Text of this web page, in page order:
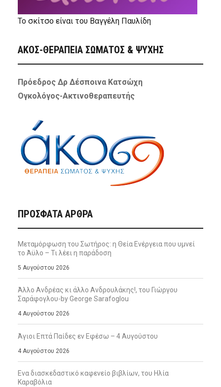
Το σκίτσο είναι του Βαγγέλη Παυλίδη
ΑΚΟΣ-ΘΕΡΑΠΕΙΑ ΣΩΜΑΤΟΣ & ΨΥΧΗΣ
Πρόεδρος Δρ Δέσποινα Κατσώχη
Ογκολόγος-Ακτινοθεραπευτής
ΠΡΌΣΦΑΤΑ ΆΡΘΡΑ
Μεταμόρφωση του Σωτήρος: η Θεία Ενέργεια που υμνεί
το Άϋλο – Τι λέει η παράδοση
5 Αυγούστου 2026
Άλλο Ανδρέας κι άλλο Ανδρουλάκης!, του Γιώργου
Σαράφογλου-by George Sarafoglou
4 Αυγούστου 2026
Άγιοι Επτά Παίδες εν Εφέσω – 4 Αυγούστου
4 Αυγούστου 2026
Ενα διασκεδαστικό καφενείο βιβλίων, του Ηλία
Καραβόλια